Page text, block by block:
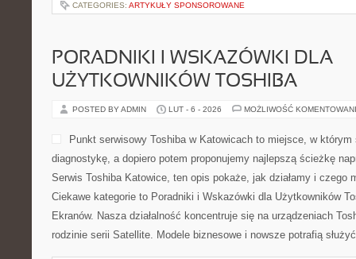
CATEGORIES: ARTYKUŁY SPONSOROWANE
PORADNIKI I WSKAZÓWKI DLA
UŻYTKOWNIKÓW TOSHIBA
POSTED BY ADMIN LUT - 6 - 2026 MOŻLIWOŚĆ
Punkt serwisowy Toshiba w Katowicach to miejsce, w
diagnostykę, a dopiero potem proponujemy najlepszą ścieżkę
Serwis Toshiba Katowice, ten opis pokaże, jak działamy i czego
Ciekawe kategorie to Poradniki i Wskazówki dla Użytkowników
Ekranów. Nasza działalność koncentruje się na urządzeniach
rodzinie serii Satellite. Modele biznesowe i nowsze potrafią